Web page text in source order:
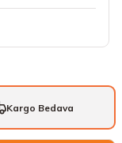
Kargo Bedava